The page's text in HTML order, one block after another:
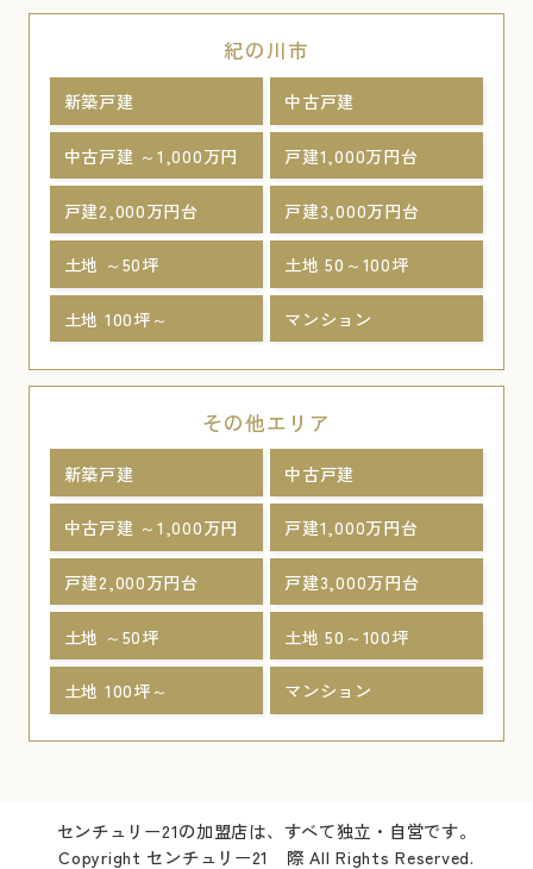
紀の川市
新築戸建 中古戸建
中古戸建 ～1,000万円 戸建1,000万円台
戸建2,000万円台 戸建3,000万円台
土地 ～50坪 土地 50～100坪
土地 100坪～ マンション
その他エリア
新築戸建 中古戸建
中古戸建 ～1,000万円 戸建1,000万円台
戸建2,000万円台 戸建3,000万円台
土地 ～50坪 土地 50～100坪
土地 100坪～ マンション
センチュリー21の加盟店は、すべて独立・自営です。
Copyright センチュリー21 際 All Rights Reserved.